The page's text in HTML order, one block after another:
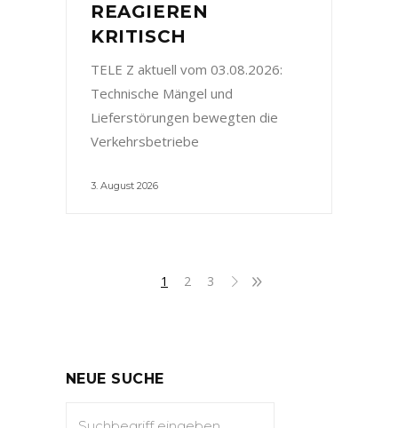
REAGIEREN
KRITISCH
TELE Z aktuell vom 03.08.2026:
Technische Mängel und
Lieferstörungen bewegten die
Verkehrsbetriebe
3. August 2026
1 2 3
NEUE SUCHE